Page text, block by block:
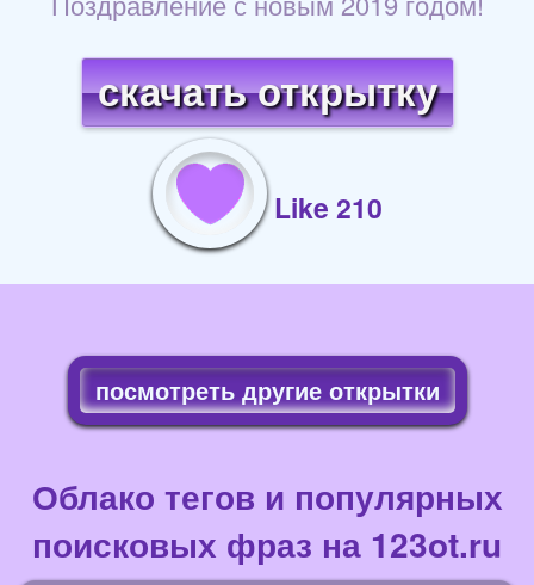
скачать открытку
Like 210
посмотреть другие открытки
Облако тегов и популярных
поисковых фраз на 123ot.ru